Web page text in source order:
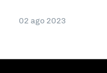
02 ago 2023